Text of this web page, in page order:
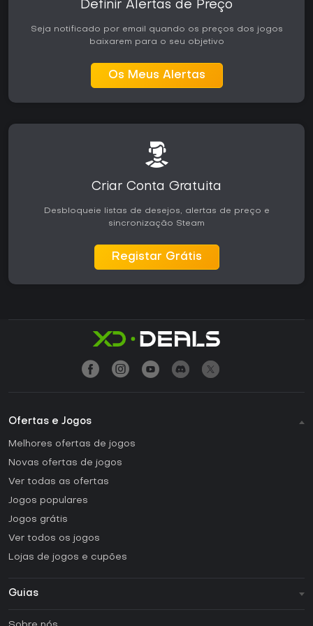
Definir Alertas de Preço
Seja notificado por email quando os preços dos jogos
baixarem para o seu objetivo
Os Meus Alertas
Criar Conta Gratuita
Desbloqueie listas de desejos, alertas de preço e
sincronização Steam
Registar Grátis
Ofertas e Jogos
Melhores ofertas de jogos
Novas ofertas de jogos
Ver todas as ofertas
Jogos populares
Jogos grátis
Ver todos os jogos
Lojas de jogos e cupões
Guias